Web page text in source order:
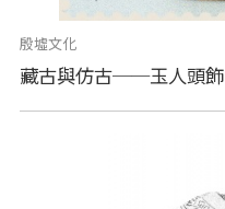
殷墟文化
藏古與仿古──玉人頭飾